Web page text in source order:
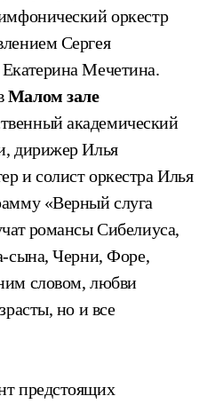
оркестр
Сергея
Мечетина.
Малом зале
академический
дирижер Илья
и солист оркестра Илья
«Верный слуга
романсы Сибелиуса,
сына, Черни, Форе,
словом, любви
но и все
предстоящих